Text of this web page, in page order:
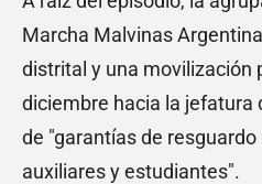
Marcha Malvinas
distrital y una movilización
diciembre hacia la jefatura
de "garantías de
auxiliares y estudiantes".